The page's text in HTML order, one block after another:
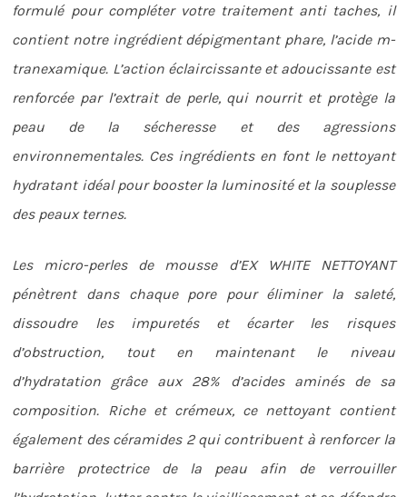
formulé pour compléter votre traitement anti taches, il
contient notre ingrédient dépigmentant phare, l’acide m-
tranexamique. L’action éclaircissante et adoucissante est
renforcée par l’extrait de perle, qui nourrit et protège la
peau de la sécheresse et des agressions
environnementales. Ces ingrédients en font le nettoyant
hydratant idéal pour booster la luminosité et la souplesse
des peaux ternes.
Les micro-perles de mousse d’EX WHITE NETTOYANT
pénètrent dans chaque pore pour éliminer la saleté,
dissoudre les impuretés et écarter les risques
d’obstruction, tout en maintenant le niveau
d’hydratation grâce aux 28% d’acides aminés de sa
composition. Riche et crémeux, ce nettoyant contient
également des céramides 2 qui contribuent à renforcer la
barrière protectrice de la peau afin de verrouiller